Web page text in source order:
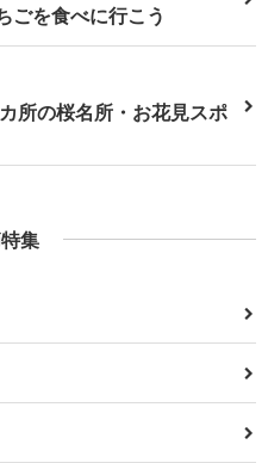
ごを食べに行こう
所の桜名所・お花見スポ
集